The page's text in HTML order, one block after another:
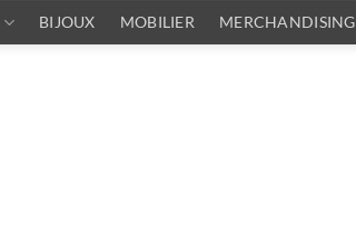
BIJOUX MOBILIER MERCHANDISING